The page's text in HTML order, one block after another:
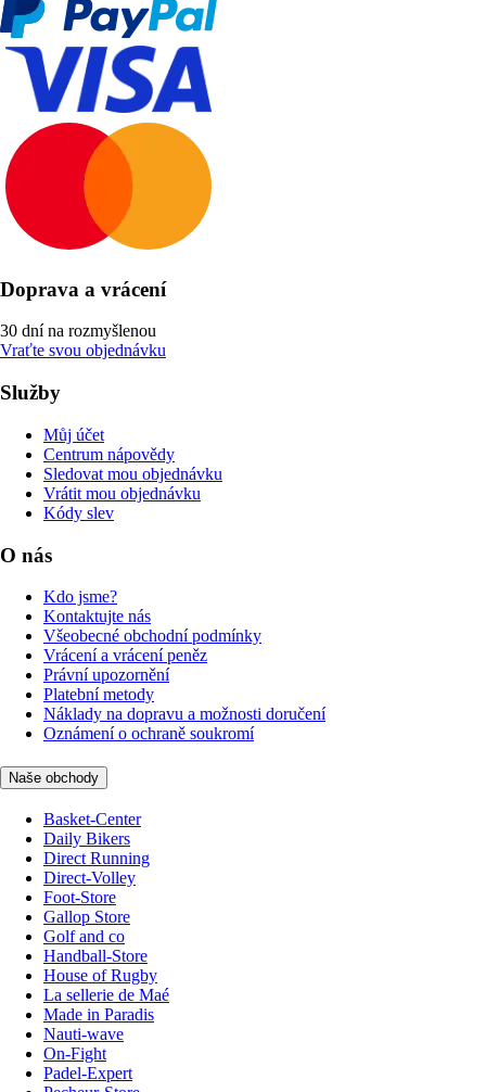
Doprava a vrácení
30 dní na rozmyšlenou
Vraťte svou objednávku
Služby
Můj účet
Centrum nápovědy
Sledovat mou objednávku
Vrátit mou objednávku
Kódy slev
O nás
Kdo jsme?
Kontaktujte nás
Všeobecné obchodní podmínky
Vrácení a vrácení peněz
Právní upozornění
Platební metody
Náklady na dopravu a možnosti doručení
Oznámení o ochraně soukromí
Naše obchody
Basket-Center
Daily Bikers
Direct Running
Direct-Volley
Foot-Store
Gallop Store
Golf and co
Handball-Store
House of Rugby
La sellerie de Maé
Made in Paradis
Nauti-wave
On-Fight
Padel-Expert